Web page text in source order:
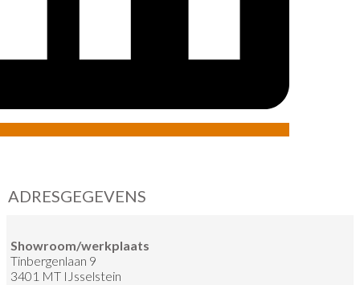
ADRESGEGEVENS
Showroom/werkplaats
Tinbergenlaan 9
3401 MT IJsselstein